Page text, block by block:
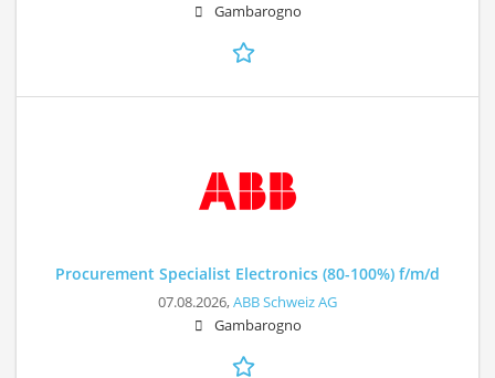
Gambarogno
Procurement Specialist Electronics (80-100%) f/m/d
07.08.2026,ABB Schweiz AG
Gambarogno